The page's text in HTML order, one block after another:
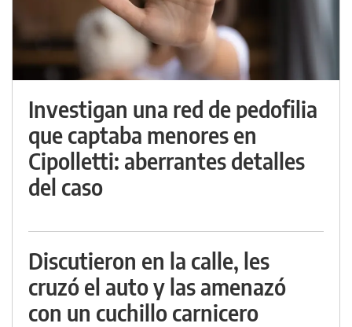
Investigan una red de pedofilia
que captaba menores en
Cipolletti: aberrantes detalles
del caso
Discutieron en la calle, les
cruzó el auto y las amenazó
con un cuchillo carnicero